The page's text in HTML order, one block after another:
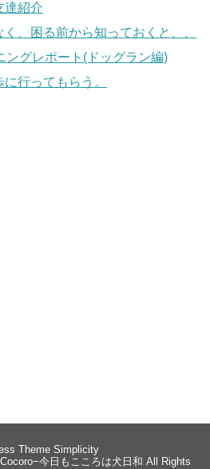
紹介
、困る前から知っておくと、、
ングレポート(ドッグラン編)
行ってもらう。
Theme Simplicity
今日もこころは犬日和 All Rights